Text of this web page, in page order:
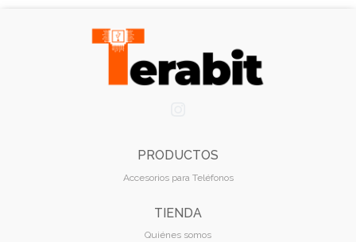
PRODUCTOS
Accesorios para Teléfonos
TIENDA
Quiénes somos